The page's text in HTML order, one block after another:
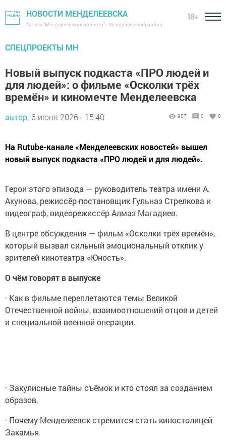
НОВОСТИ МЕНДЕЛЕЕВСКА
Газета "Менделеевские новости" - Менделеевский район
18+
СПЕЦПРОЕКТЫ МН
Новый выпуск подкаста «ПРО людей и
для людей»: о фильме «Осколки трёх
времён» и киномечте Менделеевска
автор, 6 июня 2026 - 15:40 907 0 0
На Rutube-канале «Менделеевских новостей» вышел
новый выпуск подкаста «ПРО людей и для людей».
Герои этого эпизода — руководитель театра имени А.
Ахунова, режиссёр-постановщик Гульназ Стрелкова и
видеограф, видеорежиссёр Алмаз Магадиев.
В центре обсуждения — фильм «Осколки трёх времён»,
который вызвал сильный эмоциональный отклик у
зрителей кинотеатра «Юность».
О чём говорят в выпуске
· Как в фильме переплетаются темы Великой
Отечественной войны, взаимоотношений отцов и детей
и специальной военной операции.
· Закулисные тайны съёмок и кто стоял за созданием
образов.
· Почему Менделеевск стремится стать киностолицей
Закамья.